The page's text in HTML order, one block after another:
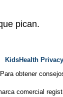
pican.
KidsHealth
obtener
comercial